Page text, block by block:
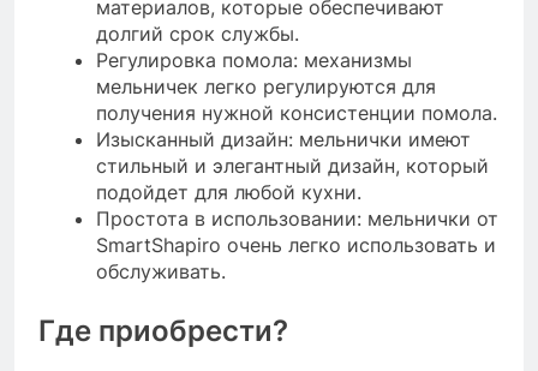
материалов, которые обеспечивают
долгий срок службы.
Регулировка помола: механизмы
мельничек легко регулируются для
получения нужной консистенции помола.
Изысканный дизайн: мельнички имеют
стильный и элегантный дизайн, который
подойдет для любой кухни.
Простота в использовании: мельнички от
SmartShapiro очень легко использовать и
обслуживать.
Где приобрести?